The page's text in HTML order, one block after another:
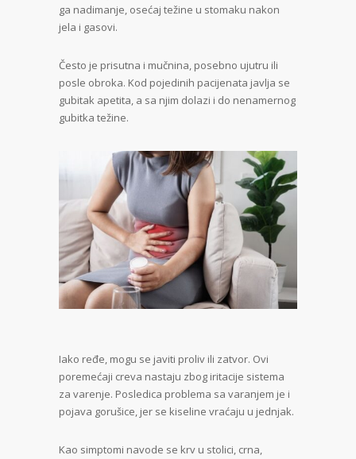
ga nadimanje, osećaj težine u stomaku nakon
jela i gasovi.
Često je prisutna i mučnina, posebno ujutru ili
posle obroka. Kod pojedinih pacijenata javlja se
gubitak apetita, a sa njim dolazi i do nenamernog
gubitka težine.
Iako ređe, mogu se javiti proliv ili zatvor. Ovi
poremećaji creva nastaju zbog iritacije sistema
za varenje. Posledica problema sa varanjem je i
pojava gorušice, jer se kiseline vraćaju u jednjak.
Kao simptomi navode se krv u stolici, crna,